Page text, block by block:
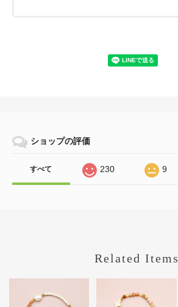
ショップの評価
すべて 230 9
Related Items